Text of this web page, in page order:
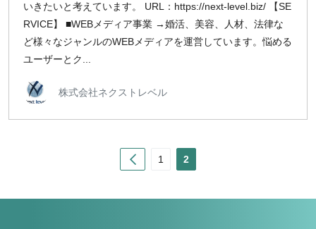
いきたいと考えています。 URL：https://next-level.biz/ 【SE
RVICE】 ■WEBメディア事業 →婚活、美容、人材、法律な
ど様々なジャンルのWEBメディアを運営しています。悩める
ユーザーとク...
株式会社ネクストレベル
Prev1 2